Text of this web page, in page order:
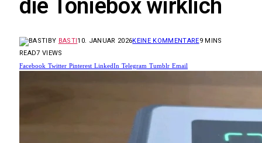
die Toniebox wirklich
BY BASTI10. JANUAR 2026KEINE KOMMENTARE9 MINS
READ7 VIEWS
Facebook Twitter Pinterest LinkedIn Telegram Tumblr Email